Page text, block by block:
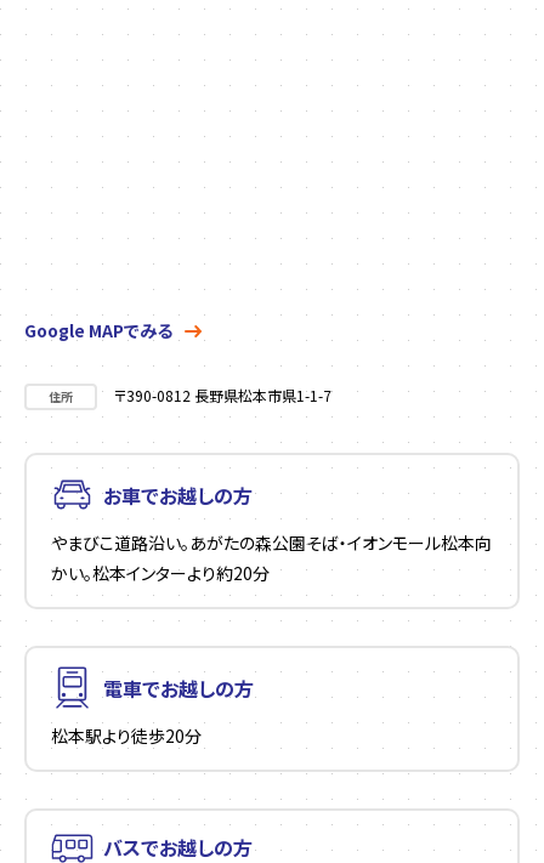
Google MAPでみる
住所 〒390-0812 長野県松本市県1-1-7
お車でお越しの方
やまびこ道路沿い。あがたの森公園そば・イオンモール松本向
かい。松本インターより約20分
電車でお越しの方
松本駅より徒歩20分
バスでお越しの方